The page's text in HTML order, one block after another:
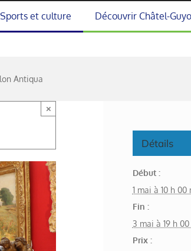
Sports et culture Découvrir Châtel-
Antiqua
×
Détails
Début :
1 mai à 10 h 00
Fin :
3 mai à 19 h
Prix :